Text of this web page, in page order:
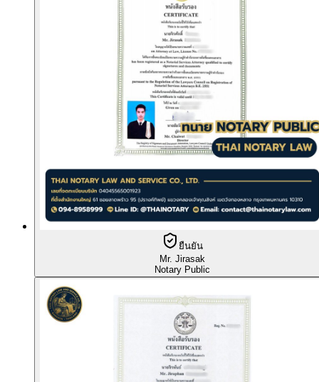
ยืนยัน
Mr. Jirasak
Notary Public